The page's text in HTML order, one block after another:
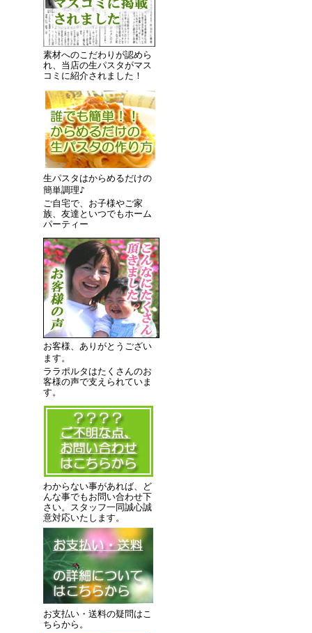
素材へのこだわりが認めら
れ、当店の生パスタがマス
コミに紹介されました！
生パスタはからめるだけの
簡単調理♪
ご自宅で、お子様やご家
族、友達といつでもホーム
パーティー
お客様、ありがとうござい
ます。
ララポルタはたくさんのお
客様の声で支えられていま
す。
わからない事があれば、ど
んな事でもお問い合わせ下
さい。スタッフ一同誠心誠
意対応いたします。
お支払い・送料の疑問はこ
ちらから。